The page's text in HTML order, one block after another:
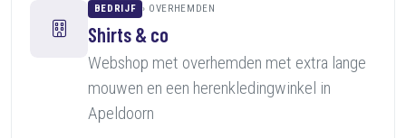
BEDRIJF OVERHEMDEN
Shirts & co
Webshop met overhemden met extra lange
mouwen en een herenkledingwinkel in
Apeldoorn